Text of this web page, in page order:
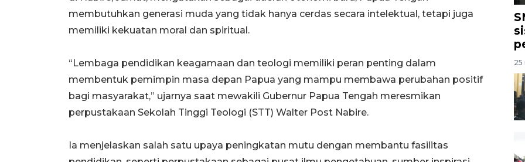
membutuhkan generasi muda yang tidak hanya cerdas secara intelektual, tetapi juga
memiliki kekuatan moral dan spiritual.
“Lembaga pendidikan keagamaan dan teologi memiliki peran penting dalam
membentuk pemimpin masa depan Papua yang mampu membawa perubahan positif
bagi masyarakat,” ujarnya saat mewakili Gubernur Papua Tengah meresmikan
perpustakaan Sekolah Tinggi Teologi (STT) Walter Post Nabire.
Ia menjelaskan salah satu upaya peningkatan mutu dengan membantu fasilitas
25